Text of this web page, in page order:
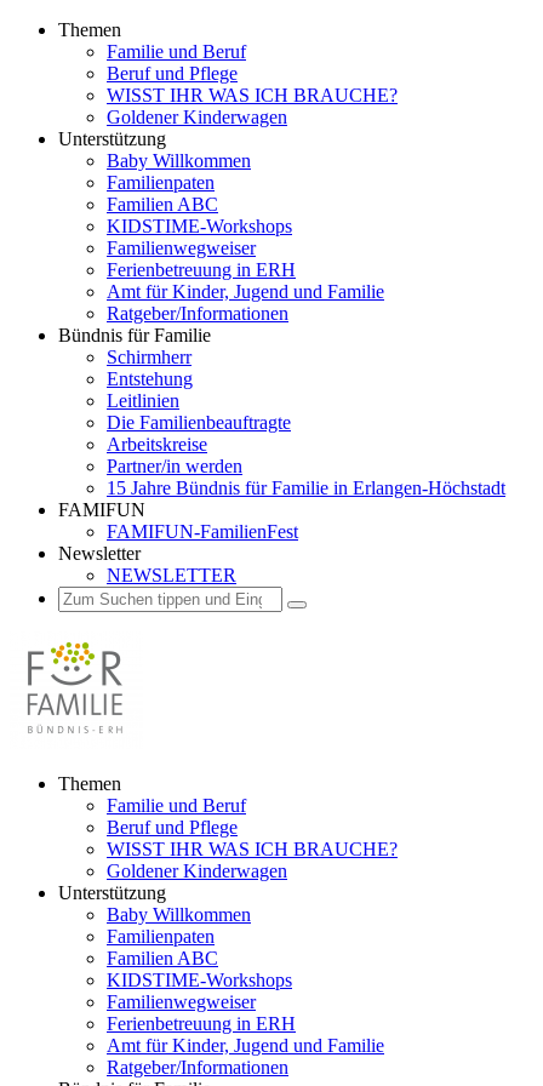
Themen
Familie und Beruf
Beruf und Pflege
WISST IHR WAS ICH BRAUCHE?
Goldener Kinderwagen
Unterstützung
Baby Willkommen
Familienpaten
Familien ABC
KIDSTIME-Workshops
Familienwegweiser
Ferienbetreuung in ERH
Amt für Kinder, Jugend und Familie
Ratgeber/Informationen
Bündnis für Familie
Schirmherr
Entstehung
Leitlinien
Die Familienbeauftragte
Arbeitskreise
Partner/in werden
15 Jahre Bündnis für Familie in Erlangen-Höchstadt
FAMIFUN
FAMIFUN-FamilienFest
Newsletter
NEWSLETTER
Suchen
Suchen
nach:
Suchen
Zum
Themen
Familie und Beruf
Beruf und Pflege
WISST IHR WAS ICH BRAUCHE?
Goldener Kinderwagen
Unterstützung
Baby Willkommen
Familienpaten
Familien ABC
KIDSTIME-Workshops
Familienwegweiser
Ferienbetreuung in ERH
Amt für Kinder, Jugend und Familie
Ratgeber/Informationen